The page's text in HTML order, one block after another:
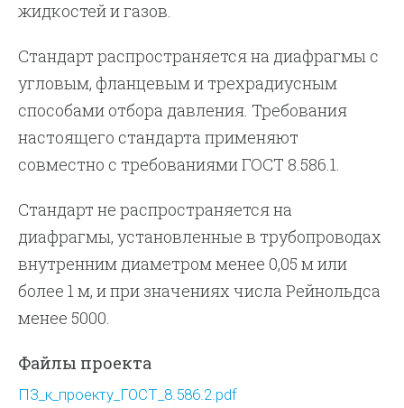
жидкостей и газов.
Стандарт распространяется на диафрагмы с
угловым, фланцевым и трехрадиусным
способами отбора давления. Требования
настоящего стандарта применяют
совместно с требованиями ГОСТ 8.586.1.
Стандарт не распространяется на
диафрагмы, установленные в трубопроводах
внутренним диаметром менее 0,05 м или
более 1 м, и при значениях числа Рейнольдса
менее 5000.
Файлы проекта
ПЗ_к_проекту_ГОСТ_8.586.2.pdf